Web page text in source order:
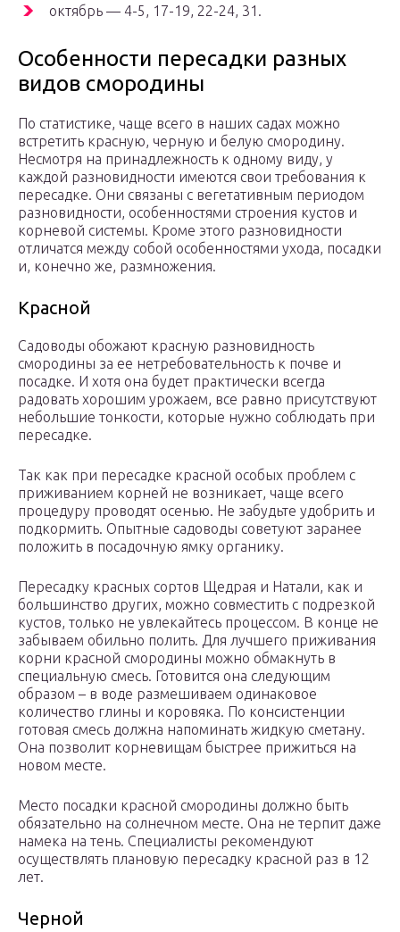
октябрь — 4-5, 17-19, 22-24, 31.
Особенности пересадки разных
видов смородины
По статистике, чаще всего в наших садах можно
встретить красную, черную и белую смородину.
Несмотря на принадлежность к одному виду, у
каждой разновидности имеются свои требования к
пересадке. Они связаны с вегетативным периодом
разновидности, особенностями строения кустов и
корневой системы. Кроме этого разновидности
отличатся между собой особенностями ухода, посадки
и, конечно же, размножения.
Красной
Садоводы обожают красную разновидность
смородины за ее нетребовательность к почве и
посадке. И хотя она будет практически всегда
радовать хорошим урожаем, все равно присутствуют
небольшие тонкости, которые нужно соблюдать при
пересадке.
Так как при пересадке красной особых проблем с
приживанием корней не возникает, чаще всего
процедуру проводят осенью. Не забудьте удобрить и
подкормить. Опытные садоводы советуют заранее
положить в посадочную ямку органику.
Пересадку красных сортов Щедрая и Натали, как и
большинство других, можно совместить с подрезкой
кустов, только не увлекайтесь процессом. В конце не
забываем обильно полить. Для лучшего приживания
корни красной смородины можно обмакнуть в
специальную смесь. Готовится она следующим
образом – в воде размешиваем одинаковое
количество глины и коровяка. По консистенции
готовая смесь должна напоминать жидкую сметану.
Она позволит корневищам быстрее прижиться на
новом месте.
Место посадки красной смородины должно быть
обязательно на солнечном месте. Она не терпит даже
намека на тень. Специалисты рекомендуют
осуществлять плановую пересадку красной раз в 12
лет.
Черной